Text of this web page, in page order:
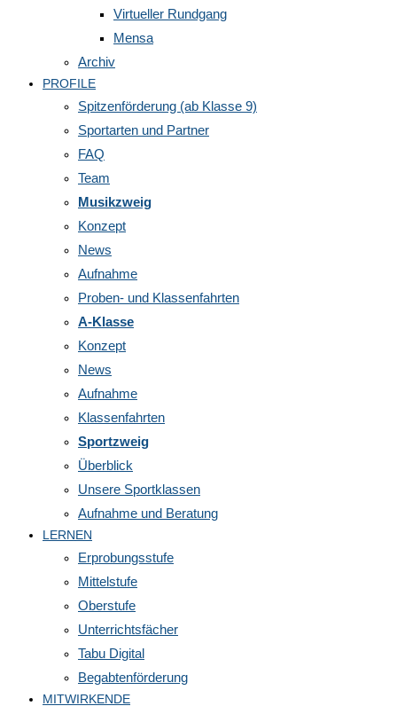
Virtueller Rundgang
Mensa
Archiv
PROFILE
Spitzenförderung (ab Klasse 9)
Sportarten und Partner
FAQ
Team
Musikzweig
Konzept
News
Aufnahme
Proben- und Klassenfahrten
A-Klasse
Konzept
News
Aufnahme
Klassenfahrten
Sportzweig
Überblick
Unsere Sportklassen
Aufnahme und Beratung
LERNEN
Erprobungsstufe
Mittelstufe
Oberstufe
Unterrichtsfächer
Tabu Digital
Begabtenförderung
MITWIRKENDE